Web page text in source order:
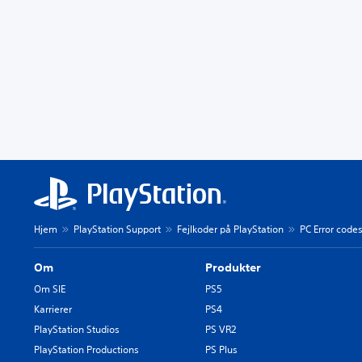
Hjem PlayStation Support Fejlkoder på PlayStation PC Error codes
Om
Om SIE
Karrierer
PlayStation Studios
PlayStation Productions
Produkter
PS5
PS4
PS VR2
PS Plus